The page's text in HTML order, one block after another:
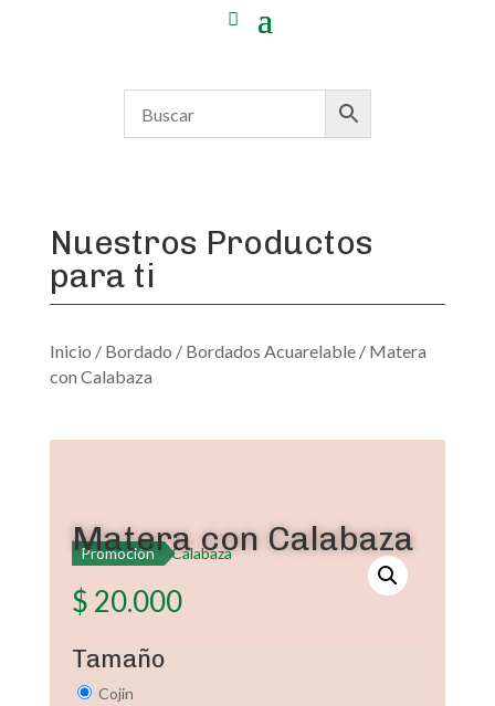
Nuestros Productos
para ti
Inicio / Bordado / Bordados Acuarelable/ Matera
con Calabaza
Promoción
Matera con Calabaza
$ 20.000
Tamaño
Cojin